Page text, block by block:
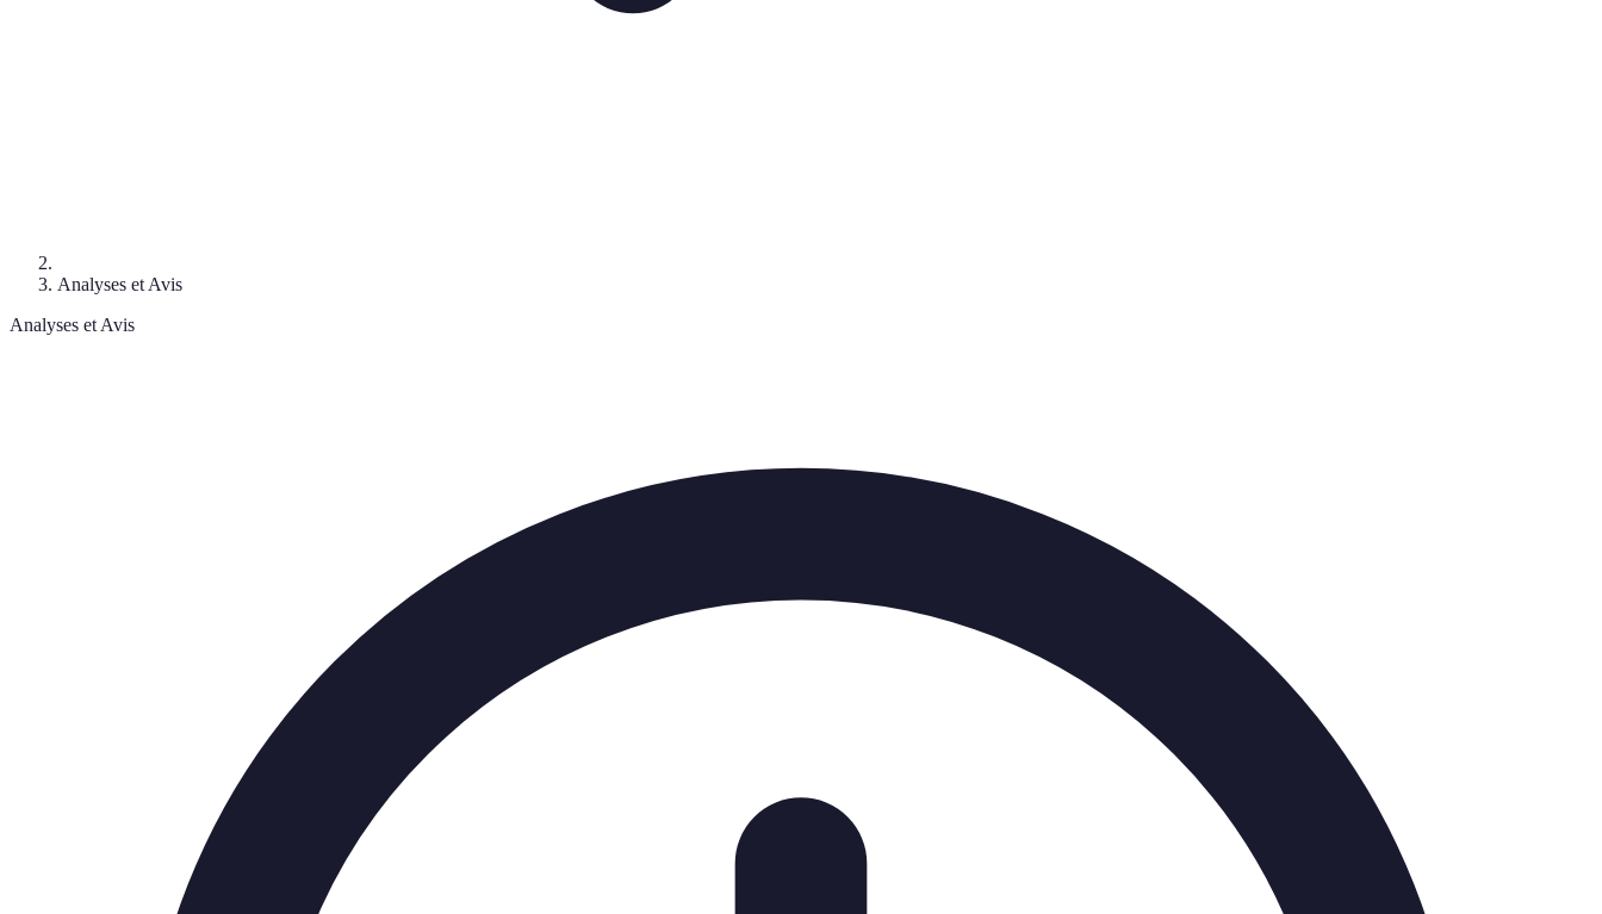
Analyses et Avis
Analyses et Avis